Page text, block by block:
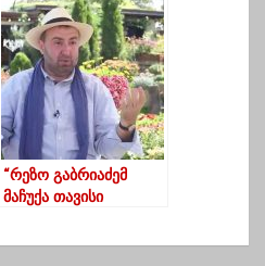
მედიასაშუალებებს
მიმართავს და
გამოძიებასთან
თანამშრომლობისკენ
მოუწოდებს
“რეზო გაბრიაძემ
მაჩუქა თავისი